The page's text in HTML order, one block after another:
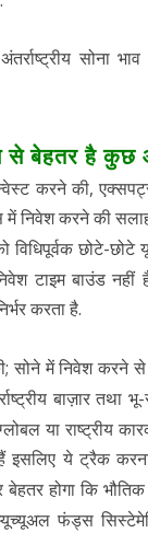
से बेहतर है कुछ
करने की,
निवेश करने की
छोटे-छोटे
टाइम बाउंड नहीं
करता है.
सोने में निवेश करने
बाज़ार तथा
या राष्ट्रीय
ये ट्रैक
बेहतर होगा कि
फंड्स